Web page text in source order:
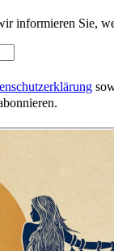
informieren Sie,